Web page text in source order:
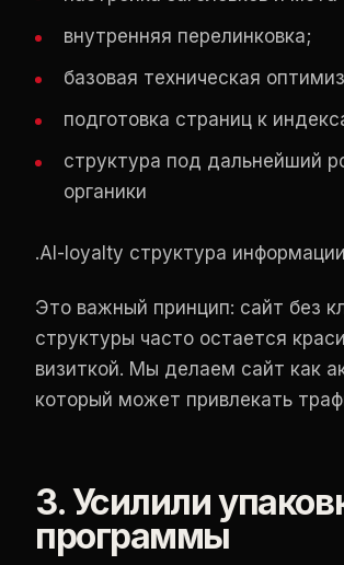
внутренняя перелинковка;
базовая техническая
подготовка страниц к
структура под дальнейший
органики
.AI-loyalty структура информации
Это важный принцип: сайт без
структуры часто остается
визиткой. Мы делаем сайт как
который может привлекать
3. Усилили
программы